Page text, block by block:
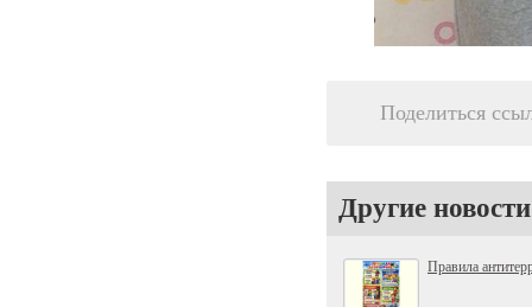
Поделиться
Другие
Правила